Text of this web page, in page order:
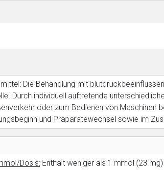
Die Behandlung mit
Durch individuell auftretende
oder zum Bedienen von Maschinen
und Präparatewechsel sowie im
Dosis: Enthält weniger als 1 mmol (23